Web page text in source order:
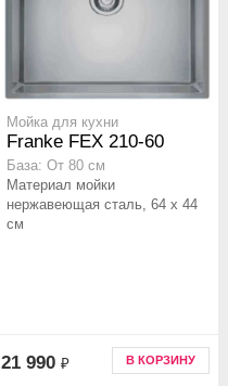
Мойка для кухни
Franke FEX 210-60
База: От 80 см
Материал мойки
нержавеющая сталь, 64 x 44
см
21 990 ₽ В КОРЗИНУ